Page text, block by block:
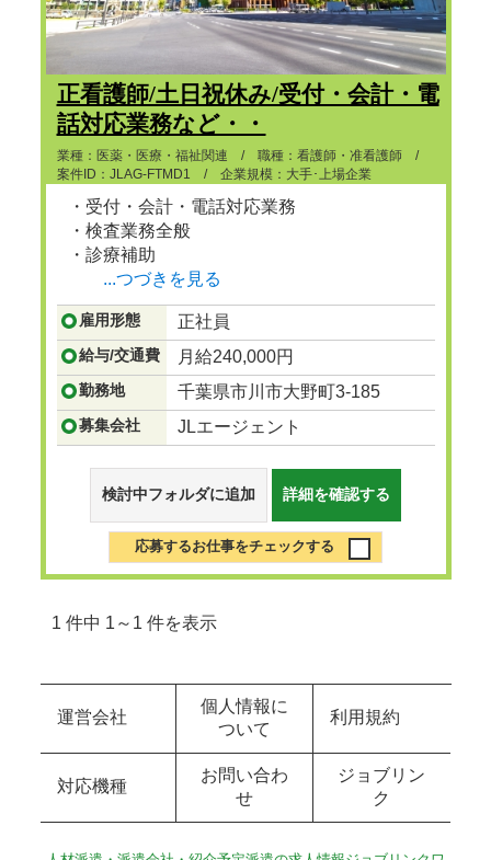
正看護師/土日祝休み/受付・会計・電
話対応業務など・・
業種：医薬・医療・福祉関連 / 職種：看護師・准看護師 /
案件ID：JLAG-FTMD1 / 企業規模：大手･上場企業
・受付・会計・電話対応業務
・検査業務全般
・診療補助
...つづきを見る
雇用形態 正社員
給与/交通費 月給240,000円
勤務地 千葉県市川市大野町3-185
募集会社 JLエージェント
検討中フォルダに追加 詳細を確認する
応募するお仕事をチェックする
1 件中 1～1 件を表示
運営会社
個人情報に
ついて
利用規約
対応機種
お問い合わ
せ
ジョブリン
ク